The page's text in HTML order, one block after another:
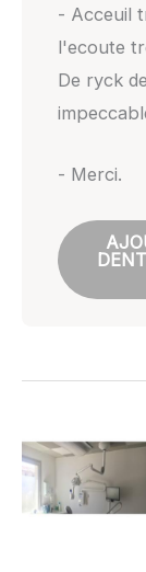
- Acceuil
l'ecoute
De ryck
- Merci.